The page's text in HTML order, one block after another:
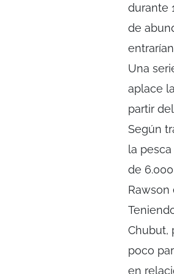
durante
de
Una
aplace
partir
Según
la
de
Chubut,
poco
en